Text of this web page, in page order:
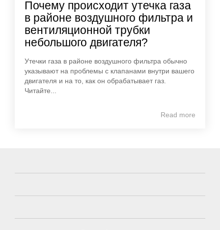
Почему происходит утечка газа
в районе воздушного фильтра и
вентиляционной трубки
небольшого двигателя?
Утечки газа в районе воздушного фильтра обычно
указывают на проблемы с клапанами внутри вашего
двигателя и на то, как он обрабатывает газ.
Читайте...
Read more